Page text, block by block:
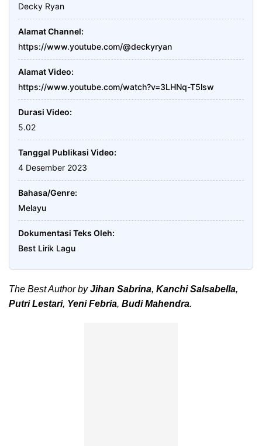
Decky Ryan
Alamat Channel
https://www.youtube.com/@deckyryan
Alamat Video
https://www.youtube.com/watch?v=3LHNq-T5lsw
Durasi Video
5.02
Tanggal Publikasi Video
4 Desember 2023
Bahasa/Genre
Melayu
Dokumentasi Teks Oleh
Best Lirik Lagu
The Best Author byJihan Sabrina, Kanchi Salsabella,
Putri Lestari, Yeni Febria, Budi Mahendra.